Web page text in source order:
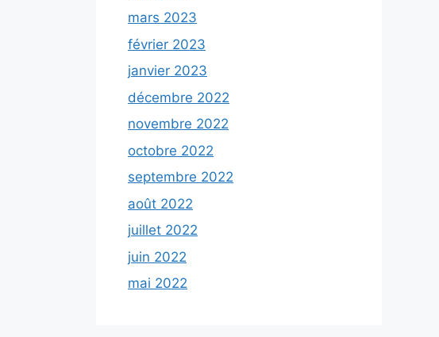
mars 2023
février 2023
janvier 2023
décembre 2022
novembre 2022
octobre 2022
septembre 2022
août 2022
juillet 2022
juin 2022
mai 2022